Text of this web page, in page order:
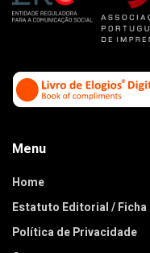
Menu
Home
Estatuto Editorial /
Política de Privacidade